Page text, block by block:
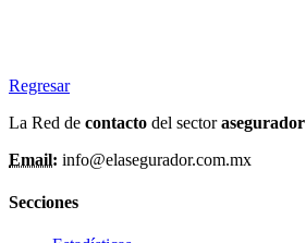
Regresar
La Red de contacto del sectorasegurador
Email: info@elasegurador.com.mx
Secciones